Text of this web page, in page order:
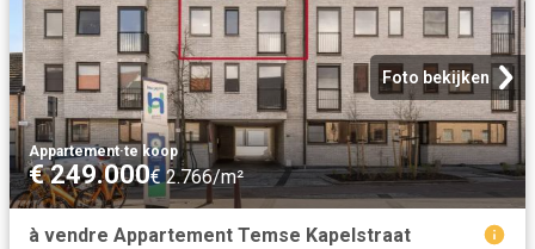
Foto bekijken
Appartement·te koop
€ 249.000€ 2.766/m²
à vendre Appartement Temse Kapelstraat